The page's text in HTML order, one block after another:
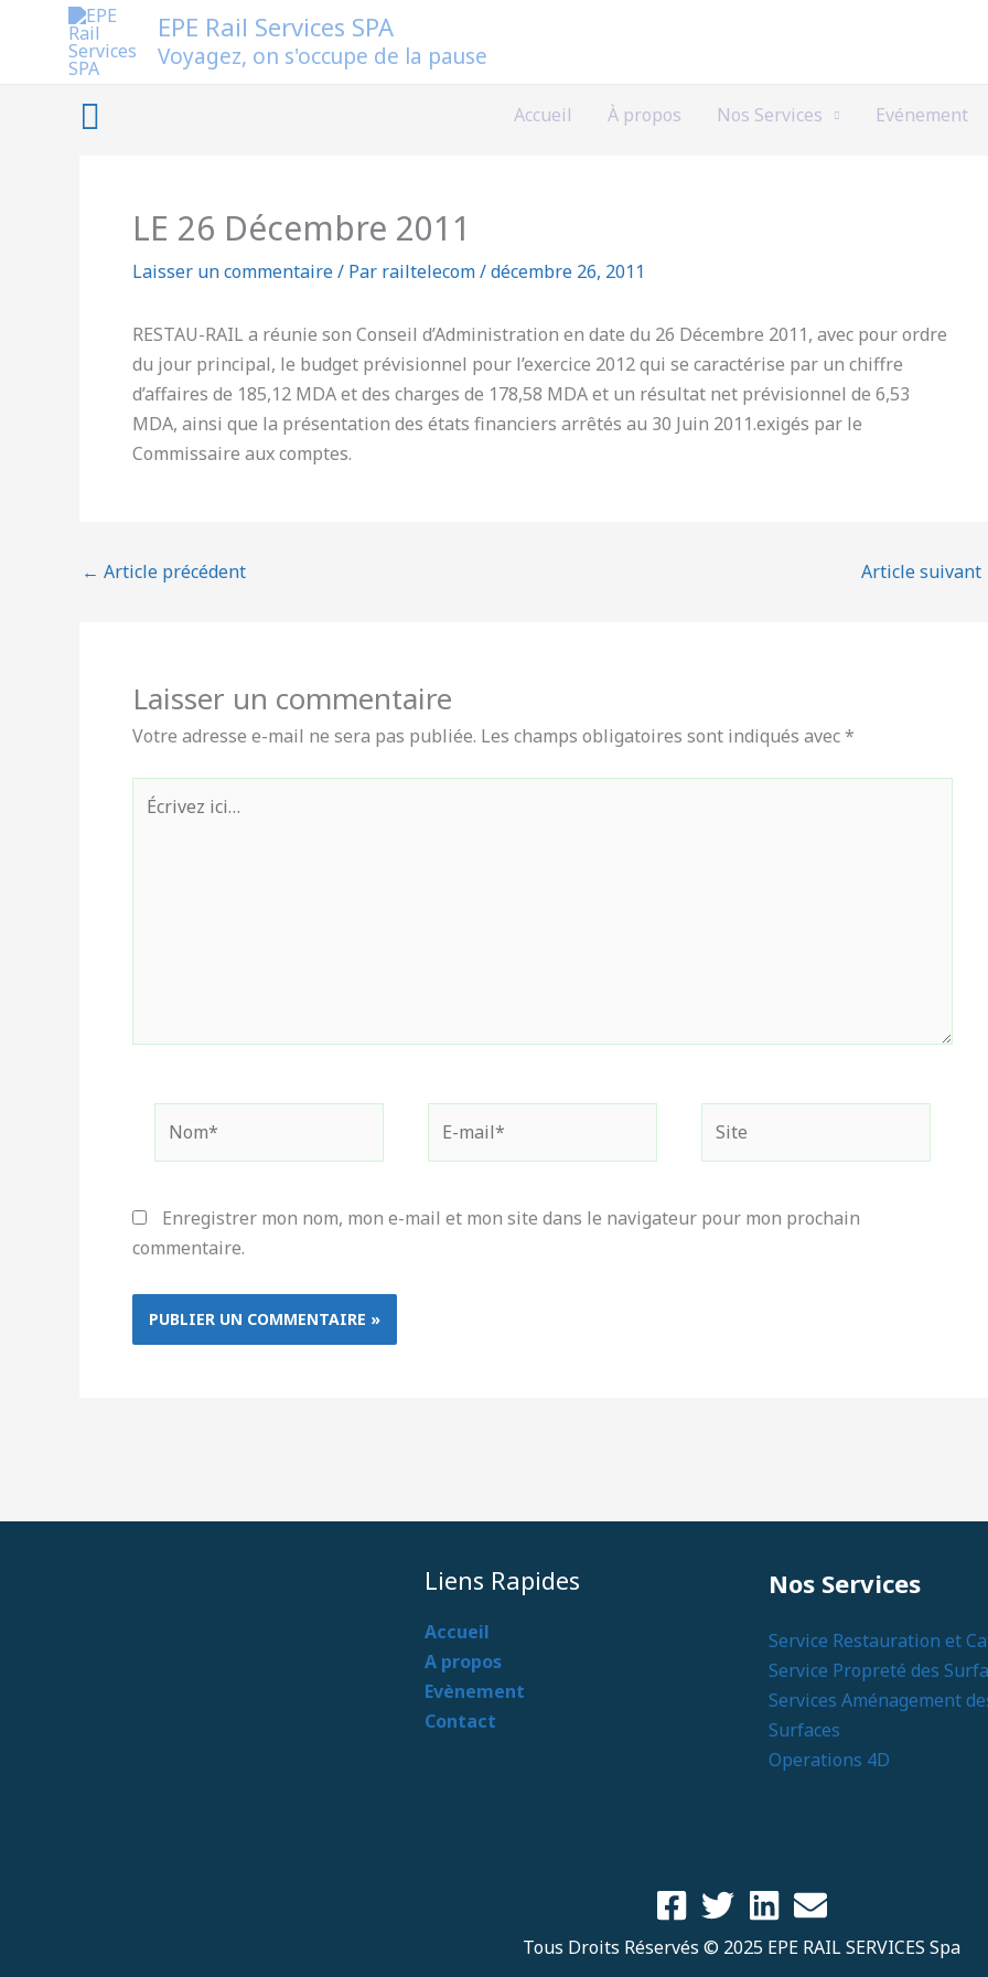
EPE Rail Services SPA
Voyagez, on s'occupe de la pause
Rechercher Accueil À propos Nos Services Evénement
LE 26 Décembre 2011
Laisser un commentaire/ Par railtelecom/décembre 26, 2011
RESTAU-RAIL a réunie son Conseil d’Administration en date du 26 Décembre 2011, avec pour ordre
du jour principal, le budget prévisionnel pour l’exercice 2012 qui se caractérise par un chiffre
d’affaires de 185,12 MDA et des charges de 178,58 MDA et un résultat net prévisionnel de 6,53
MDA, ainsi que la présentation des états financiers arrêtés au 30 Juin 2011.exigés par le
Commissaire aux comptes.
← Article précédent Article suivant
Laisser un commentaire
Votre adresse e-mail ne sera pas publiée. Les champs obligatoires sont indiqués avec*
Écrivez
ici…
mail*
Enregistrer mon nom, mon e-mail et mon site dans le navigateur pour mon prochain
commentaire.
Liens Rapides
Accueil
A propos
Evènement
Contact
Nos Services
Service Restauration et
Service Propreté des
Services Aménagement
Surfaces
Operations 4D
Tous Droits Réservés © 2025 EPE RAIL SERVICES Spa